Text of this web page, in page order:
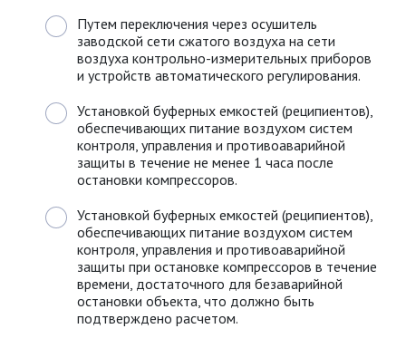
Путем переключения через осушитель
заводской сети сжатого воздуха на сети
воздуха контрольно-измерительных приборов
и устройств автоматического регулирования.
Установкой буферных емкостей (реципиентов),
обеспечивающих питание воздухом систем
контроля, управления и противоаварийной
защиты в течение не менее 1 часа после
остановки компрессоров.
Установкой буферных емкостей (реципиентов),
обеспечивающих питание воздухом систем
контроля, управления и противоаварийной
защиты при остановке компрессоров в течение
времени, достаточного для безаварийной
остановки объекта, что должно быть
подтверждено расчетом.